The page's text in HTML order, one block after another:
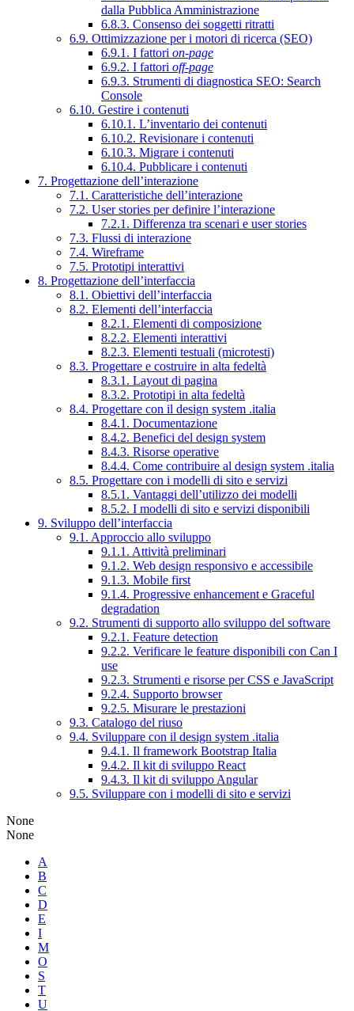
dalla Pubblica Amministrazione
6.8.3. Consenso dei soggetti ritratti
6.9. Ottimizzazione per i motori di ricerca (SEO)
6.9.1. I fattori on-page
6.9.2. I fattori off-page
6.9.3. Strumenti di diagnostica SEO: Search
Console
6.10. Gestire i contenuti
6.10.1. L’inventario dei contenuti
6.10.2. Revisionare i contenuti
6.10.3. Migrare i contenuti
6.10.4. Pubblicare i contenuti
7. Progettazione dell’interazione
7.1. Caratteristiche dell’interazione
7.2. User stories per definire l’interazione
7.2.1. Differenza tra scenari e user stories
7.3. Flussi di interazione
7.4. Wireframe
7.5. Prototipi interattivi
8. Progettazione dell’interfaccia
8.1. Obiettivi dell’interfaccia
8.2. Elementi dell’interfaccia
8.2.1. Elementi di composizione
8.2.2. Elementi interattivi
8.2.3. Elementi testuali (microtesti)
8.3. Progettare e costruire in alta fedeltà
8.3.1. Layout di pagina
8.3.2. Prototipi in alta fedeltà
8.4. Progettare con il design system .italia
8.4.1. Documentazione
8.4.2. Benefici del design system
8.4.3. Risorse operative
8.4.4. Come contribuire al design system .italia
8.5. Progettare con i modelli di sito e servizi
8.5.1. Vantaggi dell’utilizzo dei modelli
8.5.2. I modelli di sito e servizi disponibili
9. Sviluppo dell’interfaccia
9.1. Approccio allo sviluppo
9.1.1. Attività preliminari
9.1.2. Web design responsivo e accessibile
9.1.3. Mobile first
9.1.4. Progressive enhancement e Graceful
degradation
9.2. Strumenti di supporto allo sviluppo del software
9.2.1. Feature detection
9.2.2. Verificare le feature disponibili con Can I
use
9.2.3. Strumenti e risorse per CSS e JavaScript
9.2.4. Supporto browser
9.2.5. Misurare le prestazioni
9.3. Catalogo del riuso
9.4. Sviluppare con il design system .italia
9.4.1. Il framework Bootstrap Italia
9.4.2. Il kit di sviluppo React
9.4.3. Il kit di sviluppo Angular
9.5. Sviluppare con i modelli di sito e servizi
None
None
A
B
C
D
E
I
M
O
S
T
U